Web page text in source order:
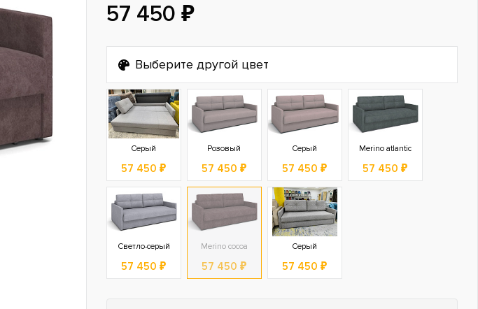
57 450 ₽
Выберите другой цвет
Серый
57 450 ₽
Розовый
57 450 ₽
Серый
57 450 ₽
Merino atlantic
57 450 ₽
Светло-серый
57 450 ₽
Merino cocoa
57 450 ₽
Серый
57 450 ₽